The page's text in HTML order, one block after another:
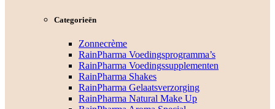
Categorieën
Zonnecrème
RainPharma Voedingsprogramma’s
RainPharma Voedingssupplementen
RainPharma Shakes
RainPharma Gelaatsverzorging
RainPharma Natural Make Up